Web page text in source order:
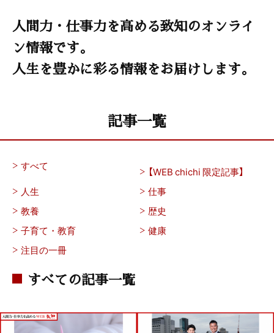
人間力・仕事力を高める致知のオンライ
ン情報です。
人生を豊かに彩る情報をお届けします。
記事一覧
すべて
【WEB chichi 限定記事】
人生
仕事
教養
歴史
子育て・教育
健康
注目の一冊
すべての記事一覧